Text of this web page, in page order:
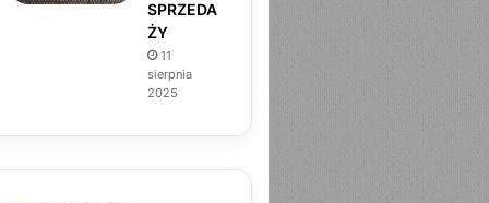
SPRZEDA
ŻY
11
sierpnia
2025